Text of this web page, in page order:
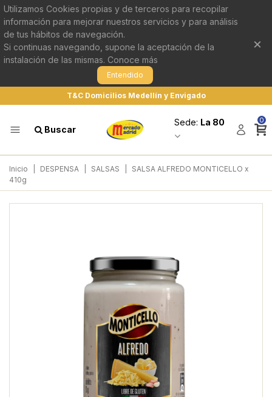
Utilizamos Cookies propias y de terceros para recopilar
información para mejorar nuestros servicios y para análisis
de tus hábitos de navegación.
Si continuas navegando, supone la aceptación de la
instalación de las mismas. Conoce más
Entendido
×
T&C Domicilios Medellín y Envigado
Buscar
Sede: La 80 0
Inicio DESPENSA SALSAS
SALSA ALFREDO MONTICELLO x
410g